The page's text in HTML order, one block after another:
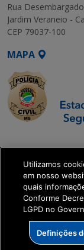
Rua
Jardim Veraneio -
CEP 79037-100
MAPA
get_footer();
Utilizamos
em nosso
quais
Conforme
LGPD no
Definições